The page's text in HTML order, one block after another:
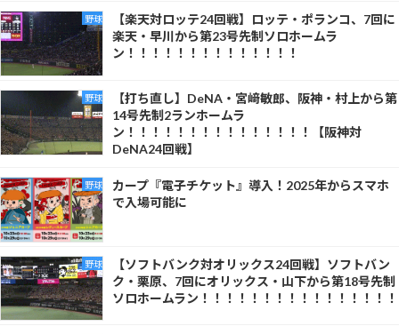
野球
【楽天対ロッテ24回戦】ロッテ・ポランコ、7回に
楽天・早川から第23号先制ソロホームラ
ン！！！！！！！！！！！！！！
野球
【打ち直し】DeNA・宮﨑敏郎、阪神・村上から第
14号先制2ランホームラ
ン！！！！！！！！！！！！！！！【阪神対
DeNA24回戦】
野球
カープ『電子チケット』導入！2025年からスマホ
で入場可能に
野球
【ソフトバンク対オリックス24回戦】ソフトバン
ク・栗原、7回にオリックス・山下から第18号先制
ソロホームラン！！！！！！！！！！！！！！！！